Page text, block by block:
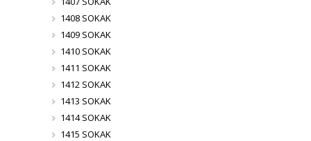
1408 SOKAK
1409 SOKAK
1410 SOKAK
1411 SOKAK
1412 SOKAK
1413 SOKAK
1414 SOKAK
1415 SOKAK